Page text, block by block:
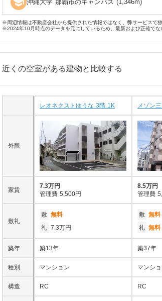
沖縄大学 那覇市のキャンパス (1,346m)
※周辺情報は不動産会社から提供された情報ではなく、弊サービスで独
※2024年10月時点のデータを元にしているため、最新および正確でな
近くの空室がある建物と比較する
レオネクストゆうな 3階 1K メゾン
外観
家賃
7.3万円
管理費 5,500円
8.5万円
管理費
敷礼
敷 無料
礼 7.3万円
敷 無料
礼 無料
築年 築13年 築37年
種別 マンション マンシ
構造 RC RC